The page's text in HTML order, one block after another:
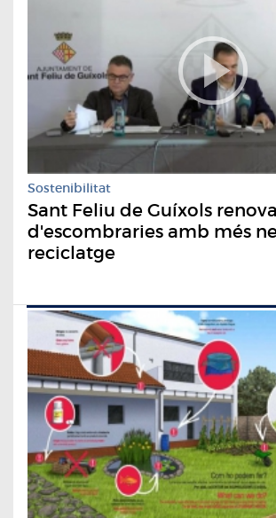
Sostenibilitat
Sant Feliu de Guíxols
d'escombraries amb més
reciclatge